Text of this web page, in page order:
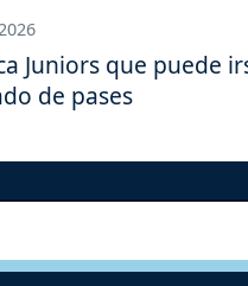
Juniors que puede
de pases